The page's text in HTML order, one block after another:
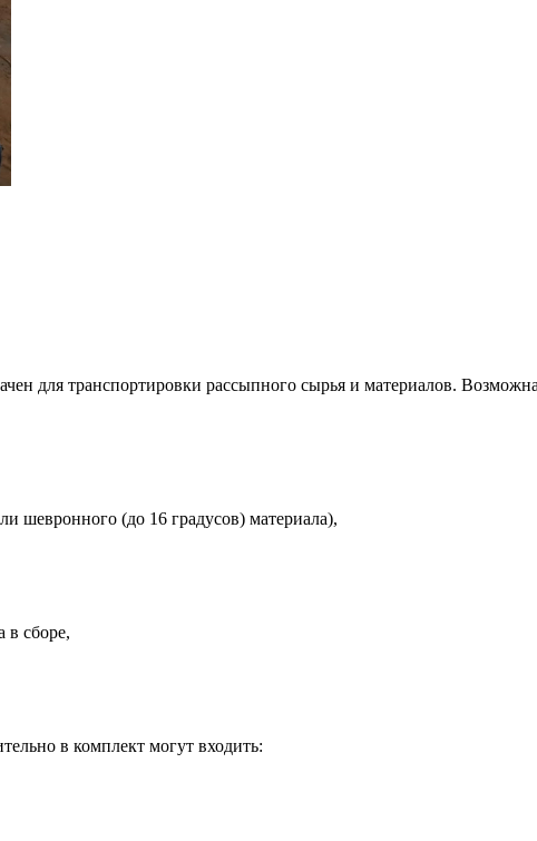
для транспортировки рассыпного сырья и материалов.
шевронного (до 16 градусов) материала),
в сборе,
в комплект могут входить: